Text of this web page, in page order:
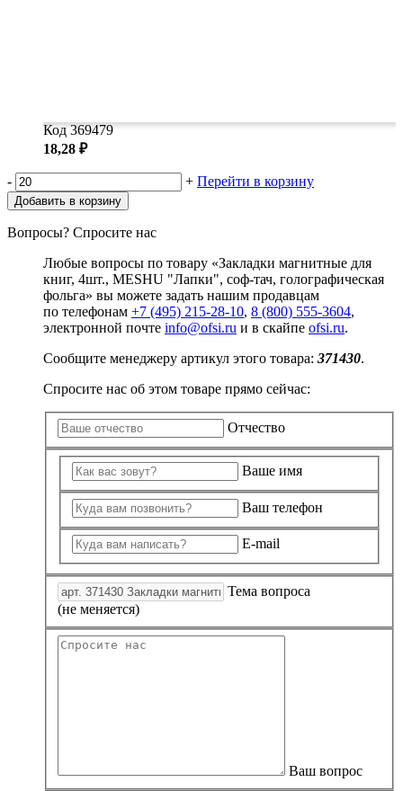
Код 369479
18,28 ₽
- + Перейти в корзину
Добавить в корзину
Вопросы? Спросите нас
Любые вопросы по товару «Закладки магнитные для
книг, 4шт., MESHU "Лапки", соф-тач, голографическая
фольга» вы можете задать нашим продавцам
по телефонам +7 (495) 215-28-10, 8 (800) 555-3604,
электронной почте info@ofsi.ru и в скайпе ofsi.ru.
Сообщите менеджеру артикул этого товара: 371430.
Спросите нас об этом товаре прямо сейчас:
Отчество
Ваше имя
Ваш телефон
E-mail
Тема вопроса
(не меняется)
Ваш вопрос